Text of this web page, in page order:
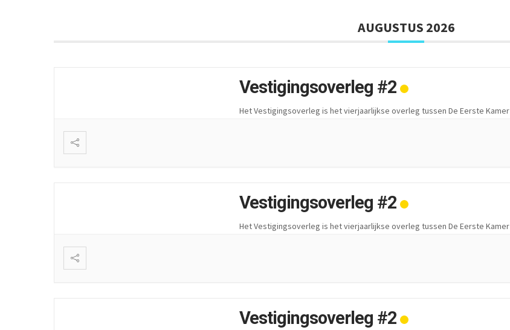
AUGUSTUS 2026
Vestigingsoverleg #2
Het Vestigingsoverleg is het vierjaarlijkse overleg tussen De Eerste Kamer
Vestigingsoverleg #2
Het Vestigingsoverleg is het vierjaarlijkse overleg tussen De Eerste Kamer
Vestigingsoverleg #2